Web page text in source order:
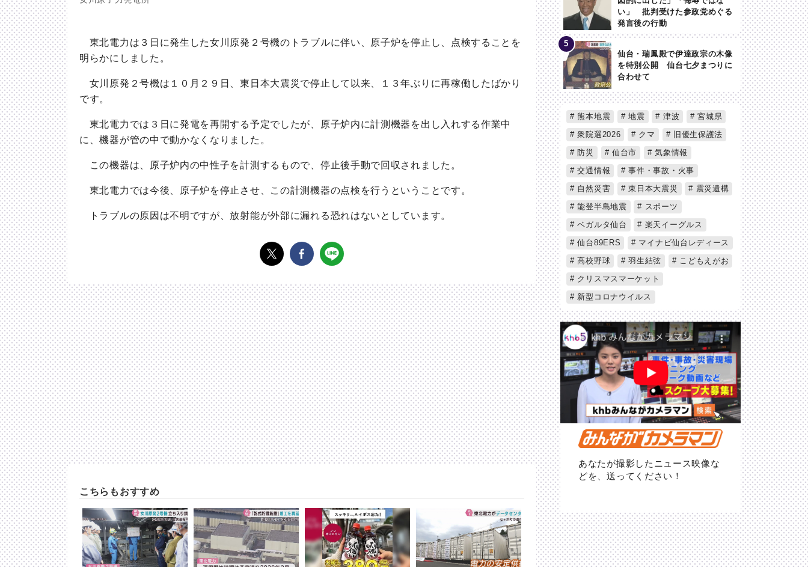
東北電力は３日に発生した女川原発２号機のトラブルに伴い、原子炉を停止し、点検することを
明らかにしました。
女川原発２号機は１０月２９日、東日本大震災で停止して以来、１３年ぶりに再稼働したばかり
です。
東北電力では３日に発電を再開する予定でしたが、原子炉内に計測機器を出し入れする作業中
に、機器が管の中で動かなくなりました。
この機器は、原子炉内の中性子を計測するもので、停止後手動で回収されました。
東北電力では今後、原子炉を停止させ、この計測機器の点検を行うということです。
トラブルの原因は不明ですが、放射能が外部に漏れる恐れはないとしています。
こちらもおすすめ
い」 批判受けた参政党めぐる
発言後の行動
仙台・瑞鳳殿で伊達政宗の木像
を特別公開 仙台七夕まつりに
合わせて
熊本地震 地震 津波
宮城県
衆院選2026
クマ
旧優生保護法
防災
仙台市
気象情報
交通情報
事件・事故・火事
自然災害
東日本大震災
震災遺構
能登半島地震
スポーツ
ベガルタ仙台
楽天イーグルス
仙台89ERS
マイナビ仙台レディース
高校野球
羽生結弦
こどもえがお
クリスマスマーケット
新型コロナウイルス
あなたが撮影したニュース映像な
どを、送ってください！